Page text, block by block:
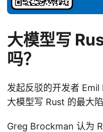
大模型写
吗？
发起反驳的开发者
大模型写 Rust 的最大陷
Greg Brockman 认为